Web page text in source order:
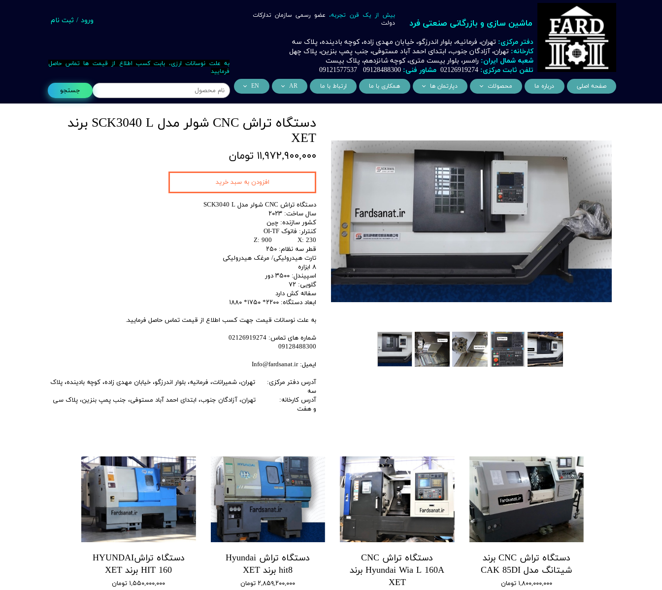
جستجو
دفتر مرکزی: تهران، فرمانیه، بلوار اندرزگو، خیابان مهدی زاده، کوچه بادینده، پلاک سه
کارخانه: تهران، آزادگان جنوب، ابتدای احمد آباد مستوفی، جنب پمپ بنزین، پلاک چهل
شعبه شمال ایران: رامسر، بلوار بیست متری، کوچه شانزدهم، پلاک بیست
تلفن ثابت مرکزی: 02126919274 مشاور فنی:
ماشین سازی و بازرگانی صنعتی فرد
بیش از یک قرن تجربه، عضو رسمی سازمان تدارکات
دولت
ورود / ثبت نام
خروج از حساب کاربری
صفحه اصلی درباره ما محصولات
ماشین آلات و تجهیزات برشکاری
ماشین آلات و تجهیزات جوشکاری
ماشین آلات و تجهیزات پاشش
ماشین آلات و تجهیزات چوب
ماشین آلات و تجهیزات بتن
ماشین آلات و تجهیزات پرسکاری
ماشین آلات و تجهیزات رباتیک
مصالح ساختمان
شیمی ساختمان
دپارتمان ها
نیروگاه خورشیدی فرد
اتوماسیون صنعتی IoT فرد
همکاری با ما ارتباط با ما AR
التعاون التجاري
EN
Business Cooperation
به علت نوسانات ارزی، بابت کسب اطلاع از قیمت ها تماس حاصل
فرمایید
دستگاه تراش CNC شولر مدل SCK3040 L برند
XET
۱۱,۹۷۲,۹۰۰,۰۰۰ تومان
دستگاه تراش CNC شولر مدل SCK3040 L
سال ساخت: ۲۰۲۳
کشور سازنده: چین
کنترلر: فانوک OI-TF
Z: 900 X: 230
قطر سه نظام: ۲۵۰
تارت هیدرولیکی/ مرغک هیدرولیکی
۸ ابزاره
اسپیندل: ۳۵۰۰ دور
گلویی: ۷۲
سفاله کش دارد
ابعاد دستگاه: ۲۲۰۰* ۱۷۵۰* ۱۸۸۰
به علت نوسانات قیمت جهت کسب اطلاع از قیمت تماس حاصل فرمایید.
شماره های تماس: 02126919274
09128488300
ایمیل: Info@fardsanat.ir
آدرس دفتر مرکزی: تهران، شمیرانات، فرمانیه، بلوار اندرزگو، خیابان مهدی زاده، کوچه بادینده، پلاک
سه
آدرس کارخانه: تهران، آزادگان جنوب، ابتدای احمد آباد مستوفی، جنب پمپ بنزین، پلاک سی
و هفت
افزودن به سبد خرید
دستگاه تراش CNC برند
شیتانگ مدل CAK 85DI
۱,۸۰۰,۰۰۰,۰۰۰ تومان
دستگاه تراش CNC
Hyundai Wia L 160A برند
XET
دستگاه تراش Hyundai
hit8 برند XET
۲,۸۵۹,۲۰۰,۰۰۰ تومان
دستگاه تراشHYUNDAI
HIT 160 برند XET
۱,۵۵۰,۰۰۰,۰۰۰ تومان